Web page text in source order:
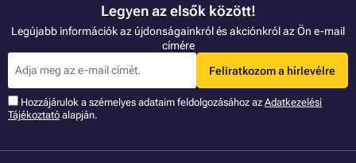
Legyen az elsők között!
Legújabb információk az újdonságainkról és akciónkról az Ön e-mail
címére
Feliratkozom a hírlevélre
Hozzájárulok a szémelyes adataim feldolgozásához az Adatkezelési
Tájékoztató alapján.